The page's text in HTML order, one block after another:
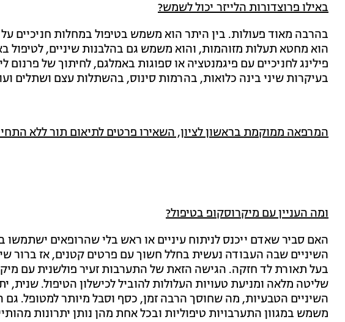
באילו פרוצדורות הלייזר יכול לשמש?
בהרבה מאוד פעולות. בין היתר הוא משמש בטיפול במחלות חניכיים
הוא מחטא תעלות מזוהמות, והוא משמש גם בהלבנות שיניים, לטיפול
פילינג לחניכיים עם פיגמנטציה או ספוגות באמלגם, לחיתוך של פרנום
בעיקרות שיני בינה כלואות, בהרמות סינוס, בהשתלות עצם ושתלים
המרפאה ממוקמת בראשון לציון, השאירו פרטים לתיאום תור ללא
ומה העניין עם מיקרוסקופ בטיפול?
האם סביר שאדם ייכנס לניתוח עיניים או ראש בלי שהרופאים
השיניים שבה העבודה נעשית בחלל חשוך עם פרטים קטנים, אז ברור
בעל תאורת לד חזקה. הגישה הזאת של התערבות זעיר פולשנית עם
שליטה מלאה ומניעת טעויות העלולות להוביל לכישלון הטיפול. שנית,
השיניים הטבעיות, מה שחוסך הרבה זמן, כסף וסבל מיותר למטופל. גם
משמש במגוון התערבויות טיפוליות ובכל אחת מהן נותן יתרונות